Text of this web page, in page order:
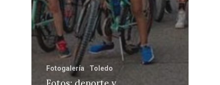
Fotogalería Toledo